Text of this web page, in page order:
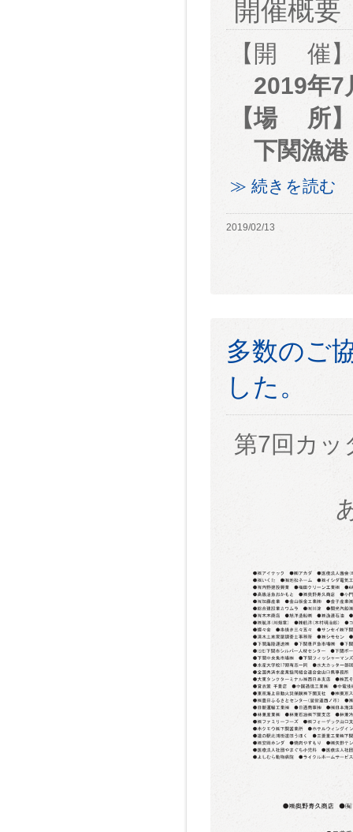
開催概要
【開 催
2019年7
【場 所
下関漁港
≫ 続きを読む
2019/02/13
多数のご
した。
第7回カ